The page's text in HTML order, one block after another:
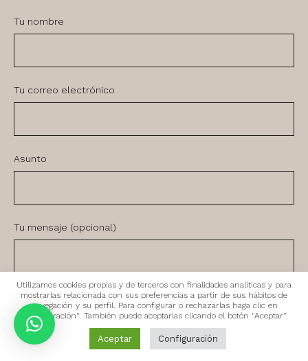
Tu nombre
Tu correo electrónico
Asunto
Tu mensaje (opcional)
He leído y acepto laPolítica de Privacidad
Utilizamos cookies propias y de terceros con finalidades analíticas y para
mostrarlas relacionada con sus preferencias a partir de sus hábitos de
navegación y su perfil. Para configurar o rechazarlas haga clic en
"Configuración". También puede aceptarlas clicando el botón "Aceptar".
Aceptar Configuración